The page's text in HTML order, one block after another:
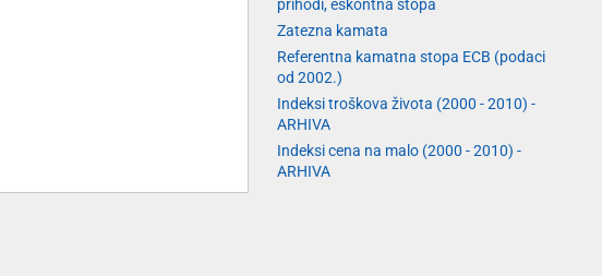
prihodi, eskontna stopa
Zatezna kamata
Referentna kamatna stopa ECB (podaci
od 2002.)
Indeksi troškova života (2000 - 2010) -
ARHIVA
Indeksi cena na malo (2000 - 2010) -
ARHIVA